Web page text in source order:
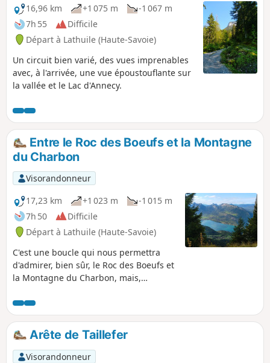
16,96 km
+1 075 m
-1 067 m
7h 55
Difficile
Départ à Lathuile (Haute-Savoie)
Un circuit bien varié, des vues imprenables
avec, à l'arrivée, une vue époustouflante sur
la vallée et le Lac d'Annecy.
Entre le Roc des Boeufs et la Montagne
du Charbon
Visorandonneur
17,23 km
+1 023 m
-1 015 m
7h 50
Difficile
Départ à Lathuile (Haute-Savoie)
C'est une boucle qui nous permettra
d'admirer, bien sûr, le Roc des Boeufs et
la Montagne du Charbon, mais,
des Bauges, le Lac d'Annecy, le massif
des Bornes, la chaîne des Aravis, etc. Ne
pas hésiter à se retourner,
régulièrement, pour profiter,
pleinement, de tous ces paysages.
Arête de Taillefer
Visorandonneur